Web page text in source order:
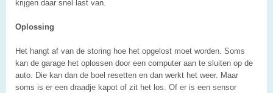
krijgen daar snel last van.
Oplossing
Het hangt af van de storing hoe het opgelost moet worden. Soms
kan de garage het oplossen door een computer aan te sluiten op de
auto. Die kan dan de boel resetten en dan werkt het weer. Maar
soms is er een draadje kapot of zit het los. Of er is een sensor